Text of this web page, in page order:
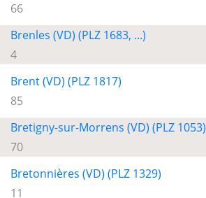
66
Brenles (VD) (PLZ 1683, ...)
4
Brent (VD) (PLZ 1817)
85
Bretigny-sur-Morrens (VD) (PLZ 1053)
70
Bretonnières (VD) (PLZ 1329)
11